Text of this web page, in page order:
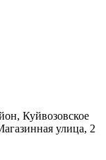
Куйвозовское
улица, 2